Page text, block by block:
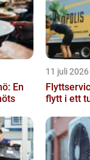
En
11 juli 2026
Flyttservice
flytt i ett